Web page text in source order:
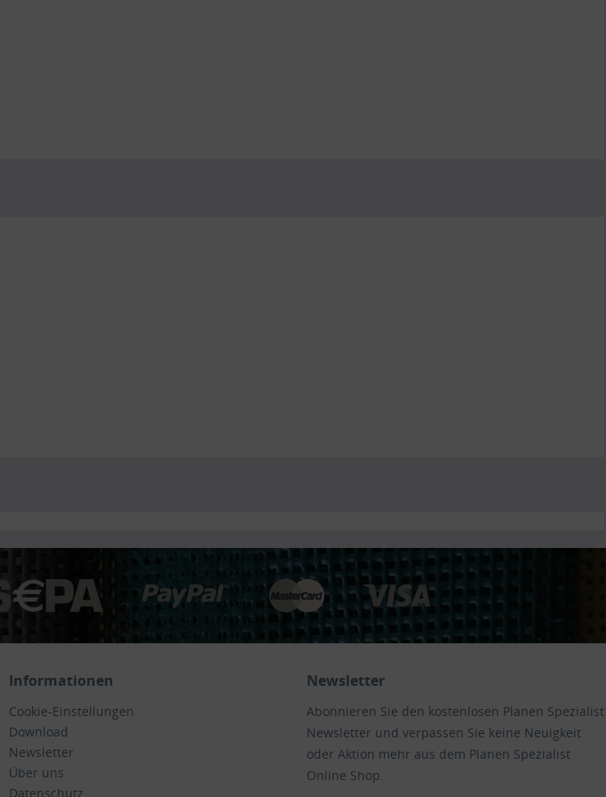
Informationen
Cookie-Einstellungen
Download
Newsletter
Über uns
Datenschutz
Newsletter
Abonnieren Sie den kostenlosen Planen Spezialist
Newsletter und verpassen Sie keine Neuigkeit
oder Aktion mehr aus dem Planen Spezialist
Online Shop.